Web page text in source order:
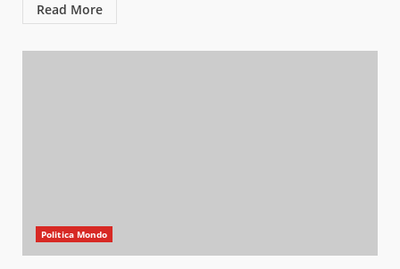
Read More
Politica Mondo